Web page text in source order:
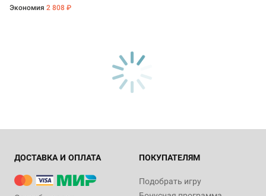
Экономия 2 808 ₽
ДОСТАВКА И ОПЛАТА ПОКУПАТЕЛЯМ
Подобрать игру